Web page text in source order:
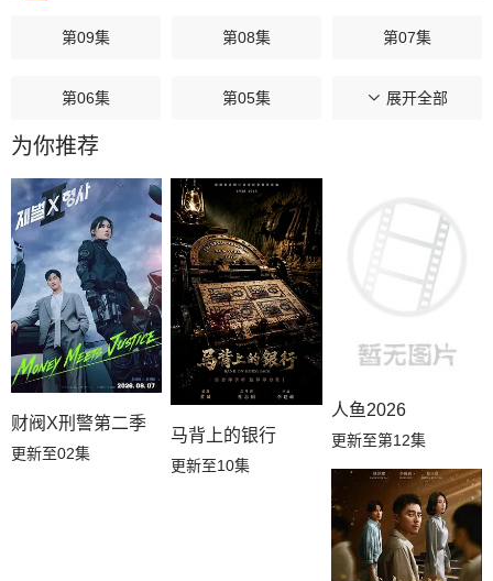
第09集 第08集 第07集
第06集 第05集 第04集
第03集
展开全部
为你推荐
财阀X刑警第二季
更新至02集
马背上的银行
更新至10集
人鱼2026
更新至第12集